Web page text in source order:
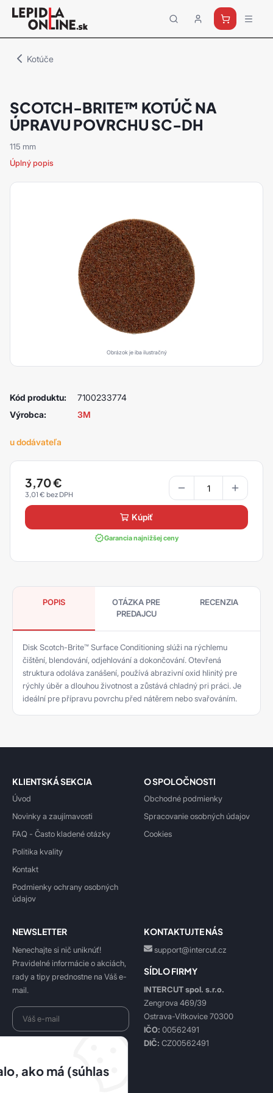
Priemyselné
lepidlá
Kotúče
SCOTCH-BRITE™ KOTÚČ NA
ÚPRAVU POVRCHU SC-DH
115 mm
Úplný popis
Obrázok je iba ilustračný
Kód produktu:
7100233774
Výrobca:
3M
u dodávateľa
3,70€
3,01 €
kúpiť
Garancia najnižšej ceny
POPIS
OTÁZKA PRE
PREDAJCU
RECENZIA
Disk Scotch-Brite™ Surface Conditioning slúži na rýchlemu
čištění, blendování, odjehlování a dokončování. Otevřená
struktura odoláva zanášení, používá abrazivní oxid hlinitý pre
rýchly úběr a dlouhou životnost a zůstává chladný pri práci. Je
ideální pre přípravu povrchu před nátěrem nebo svařováním.
KLIENTSKÁ SEKCIA
Úvod
Novinky a zaujímavosti
FAQ - Často kladené otázky
Politika kvality
Kontakt
Podmienky ochrany osobných
údajov
O SPOLOČNOSTI
Obchodné podmienky
Spracovanie osobných údajov
Cookies
NEWSLETTER
Nenechajte si nič uniknúť!
Pravidelné informácie o akciách,
rady a tipy prednostne na Váš e-
mail.
Prihlásiť sa k odberu
KONTAKTUJTE NÁS
support@intercut.cz
SÍDLO FIRMY
INTERCUT spol. s.r.o.
Zengrova 469/39
Ostrava-Vítkovice 70300
IČO: 00562491
DIČ: CZ00562491
ako má (súhlas